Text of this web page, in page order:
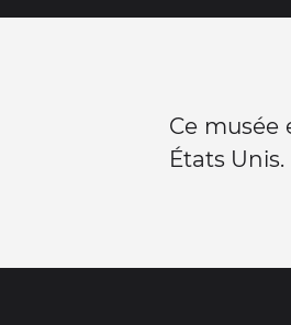
Ce musée
États Unis.